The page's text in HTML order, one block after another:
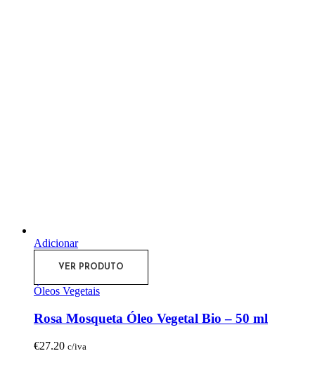
Adicionar
VER PRODUTO
Óleos Vegetais
Rosa Mosqueta Óleo Vegetal Bio – 50 ml
€27.20 c/iva